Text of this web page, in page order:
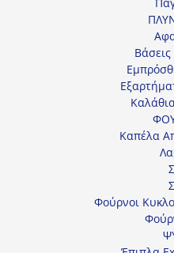
Καπέλα
Φούρνοι